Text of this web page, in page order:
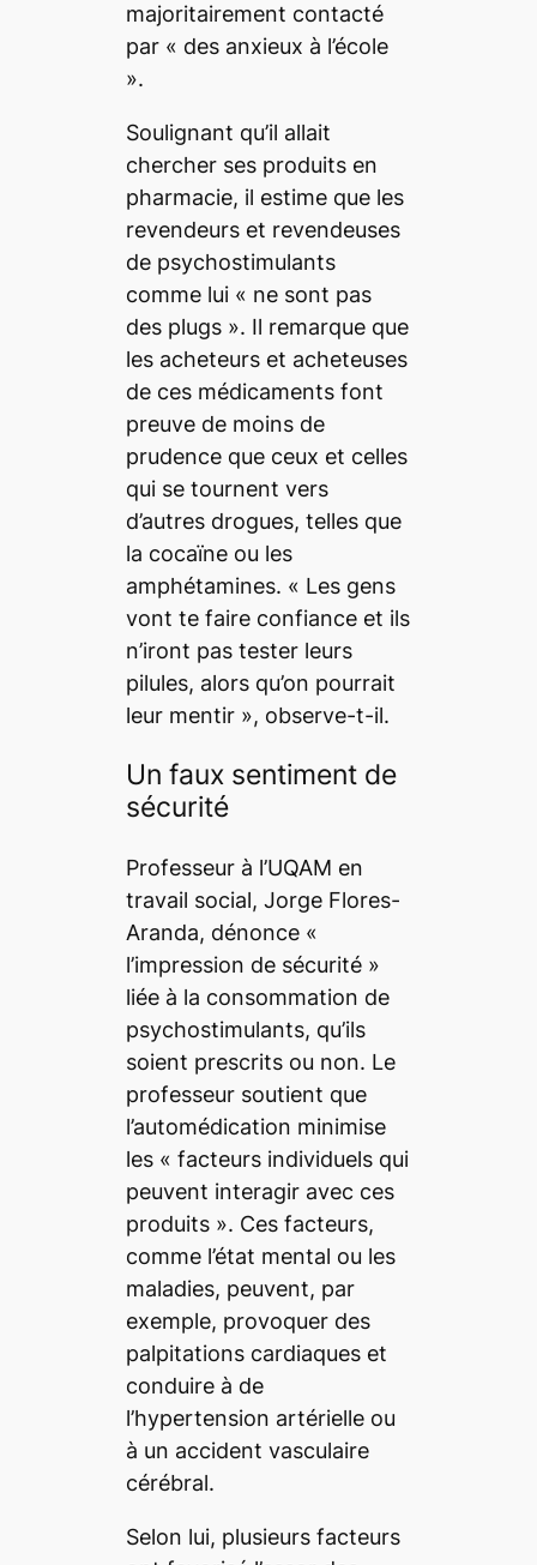
majoritairement contacté
par « des anxieux à l’école
».
Soulignant qu’il allait
chercher ses produits en
pharmacie, il estime que les
revendeurs et revendeuses
de psychostimulants
comme lui « ne sont pas
des plugs». Il remarque que
les acheteurs et acheteuses
de ces médicaments font
preuve de moins de
prudence que ceux et celles
qui se tournent vers
d’autres drogues, telles que
la cocaïne ou les
amphétamines. « Les gens
vont te faire confiance et ils
n’iront pas tester leurs
pilules, alors qu’on pourrait
leur mentir », observe-t-il.
Un faux sentiment de
sécurité
Professeur à l’UQAM en
travail social, Jorge Flores-
Aranda, dénonce «
l’impression de sécurité »
liée à la consommation de
psychostimulants, qu’ils
soient prescrits ou non. Le
professeur soutient que
l’automédication minimise
les « facteurs individuels qui
peuvent interagir avec ces
produits ». Ces facteurs,
comme l’état mental ou les
maladies, peuvent, par
exemple, provoquer des
palpitations cardiaques et
conduire à de
l’hypertension artérielle ou
à un accident vasculaire
cérébral.
Selon lui, plusieurs facteurs